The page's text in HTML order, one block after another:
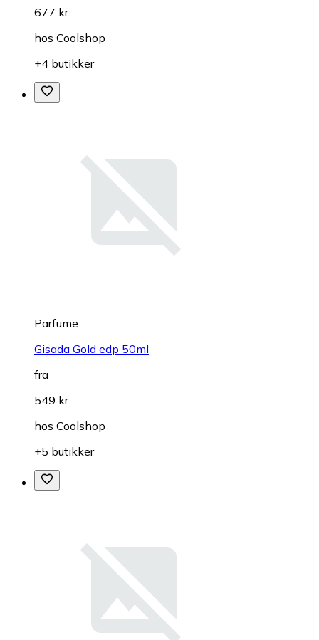
677 kr.
hos Coolshop
+4 butikker
Parfume
Gisada Gold edp 50ml
fra
549 kr.
hos Coolshop
+5 butikker